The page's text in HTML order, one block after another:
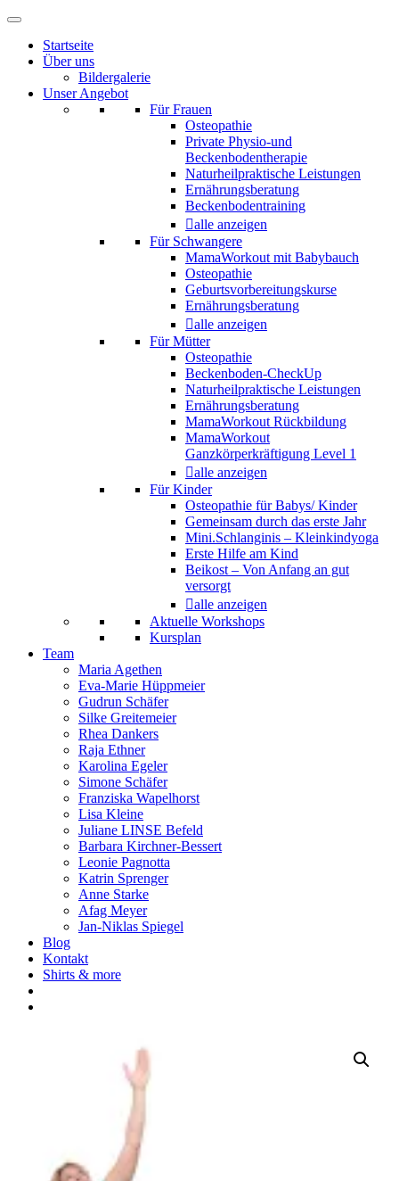
Startseite
Über uns
Bildergalerie
Unser Angebot
Für Frauen
Osteopathie
Private Physio-und
Beckenbodentherapie
Naturheilpraktische Leistungen
Ernährungsberatung
Beckenbodentraining
alle anzeigen
Für Schwangere
MamaWorkout mit Babybauch
Osteopathie
Geburtsvorbereitungskurse
Ernährungsberatung
alle anzeigen
Für Mütter
Osteopathie
Beckenboden-CheckUp
Naturheilpraktische Leistungen
Ernährungsberatung
MamaWorkout Rückbildung
MamaWorkout
Ganzkörperkräftigung Level 1
alle anzeigen
Für Kinder
Osteopathie für Babys/ Kinder
Gemeinsam durch das erste Jahr
Mini.Schlanginis – Kleinkindyoga
Erste Hilfe am Kind
Beikost – Von Anfang an gut
versorgt
alle anzeigen
Aktuelle Workshops
Kursplan
Team
Maria Agethen
Eva-Marie Hüppmeier
Gudrun Schäfer
Silke Greitemeier
Rhea Dankers
Raja Ethner
Karolina Egeler
Simone Schäfer
Franziska Wapelhorst
Lisa Kleine
Juliane LINSE Befeld
Barbara Kirchner-Bessert
Leonie Pagnotta
Katrin Sprenger
Anne Starke
Afag Meyer
Jan-Niklas Spiegel
Blog
Kontakt
Shirts & more